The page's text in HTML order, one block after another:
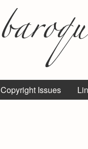
Copyright Issues